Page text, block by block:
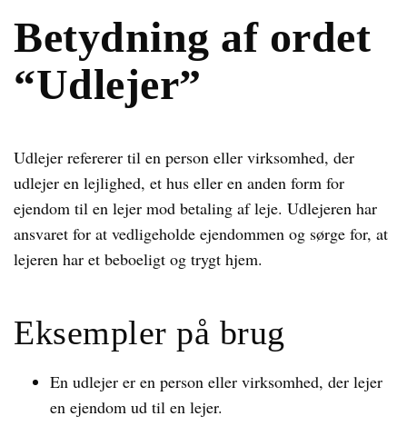
Betydning af ordet
“Udlejer”
Udlejer refererer til en person eller virksomhed, der
udlejer en lejlighed, et hus eller en anden form for
ejendom til en lejer mod betaling af leje. Udlejeren har
ansvaret for at vedligeholde ejendommen og sørge for, at
lejeren har et beboeligt og trygt hjem.
Eksempler på brug
En udlejer er en person eller virksomhed, der lejer
en ejendom ud til en lejer.